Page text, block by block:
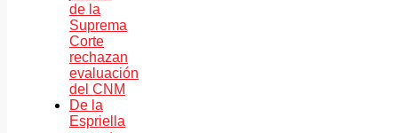
de la
Suprema
Corte
rechazan
evaluación
del CNM
De la
Espriella